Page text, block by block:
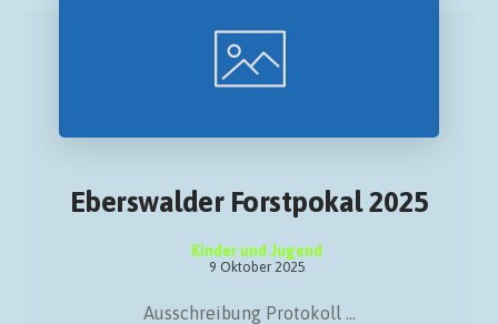
Eberswalder Forstpokal 2025
Kinder und Jugend
9 Oktober 2025
Ausschreibung Protokoll ...